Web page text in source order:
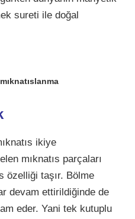
sureti ile doğal
ikiye
mıknatıs parçaları
özelliği taşır. Bölme
devam ettirildiğinde de
eder. Yani tek kutuplu